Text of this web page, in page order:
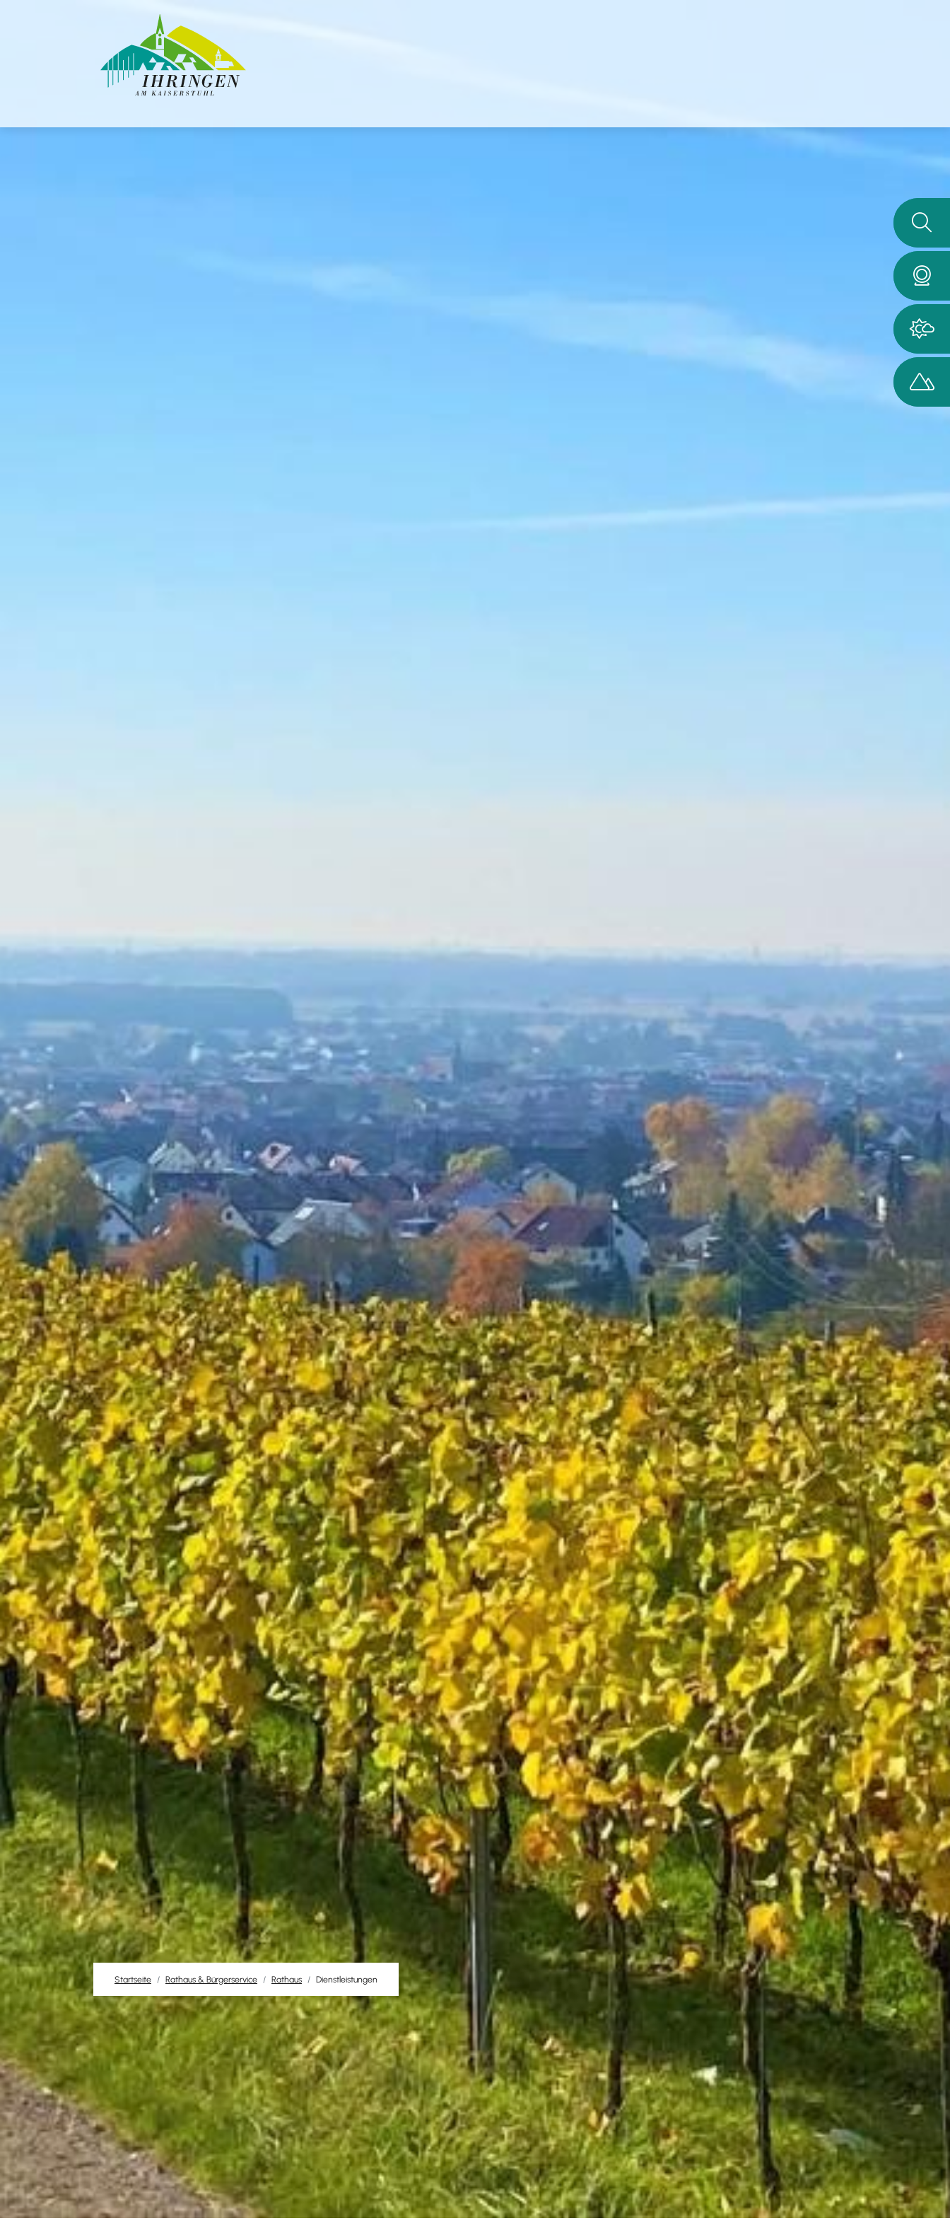
Startseite Rathaus & Bürgerservice Rathaus Dienstleistungen